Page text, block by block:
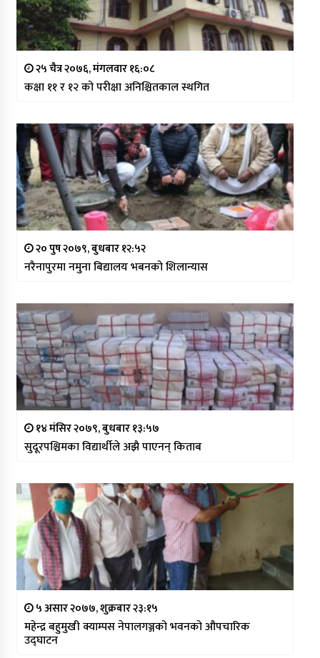
२५ चैत्र २०७६, मंगलवार १६:०८
कक्षा ११ र १२ को परीक्षा अनिश्चितकाल स्थगित
२० पुष २०७९, बुधबार १२:५२
नरैनापुरमा नमुना बिद्यालय भबनको शिलान्यास
१४ मंसिर २०७९, बुधबार १३:५७
सुदूरपश्चिमका विद्यार्थीले अझै पाएनन् किताब
५ असार २०७७, शुक्रबार २३:१५
महेन्द्र बहुमुखी क्याम्पस नेपालगञ्जको भवनको औपचारिक
उद्घाटन